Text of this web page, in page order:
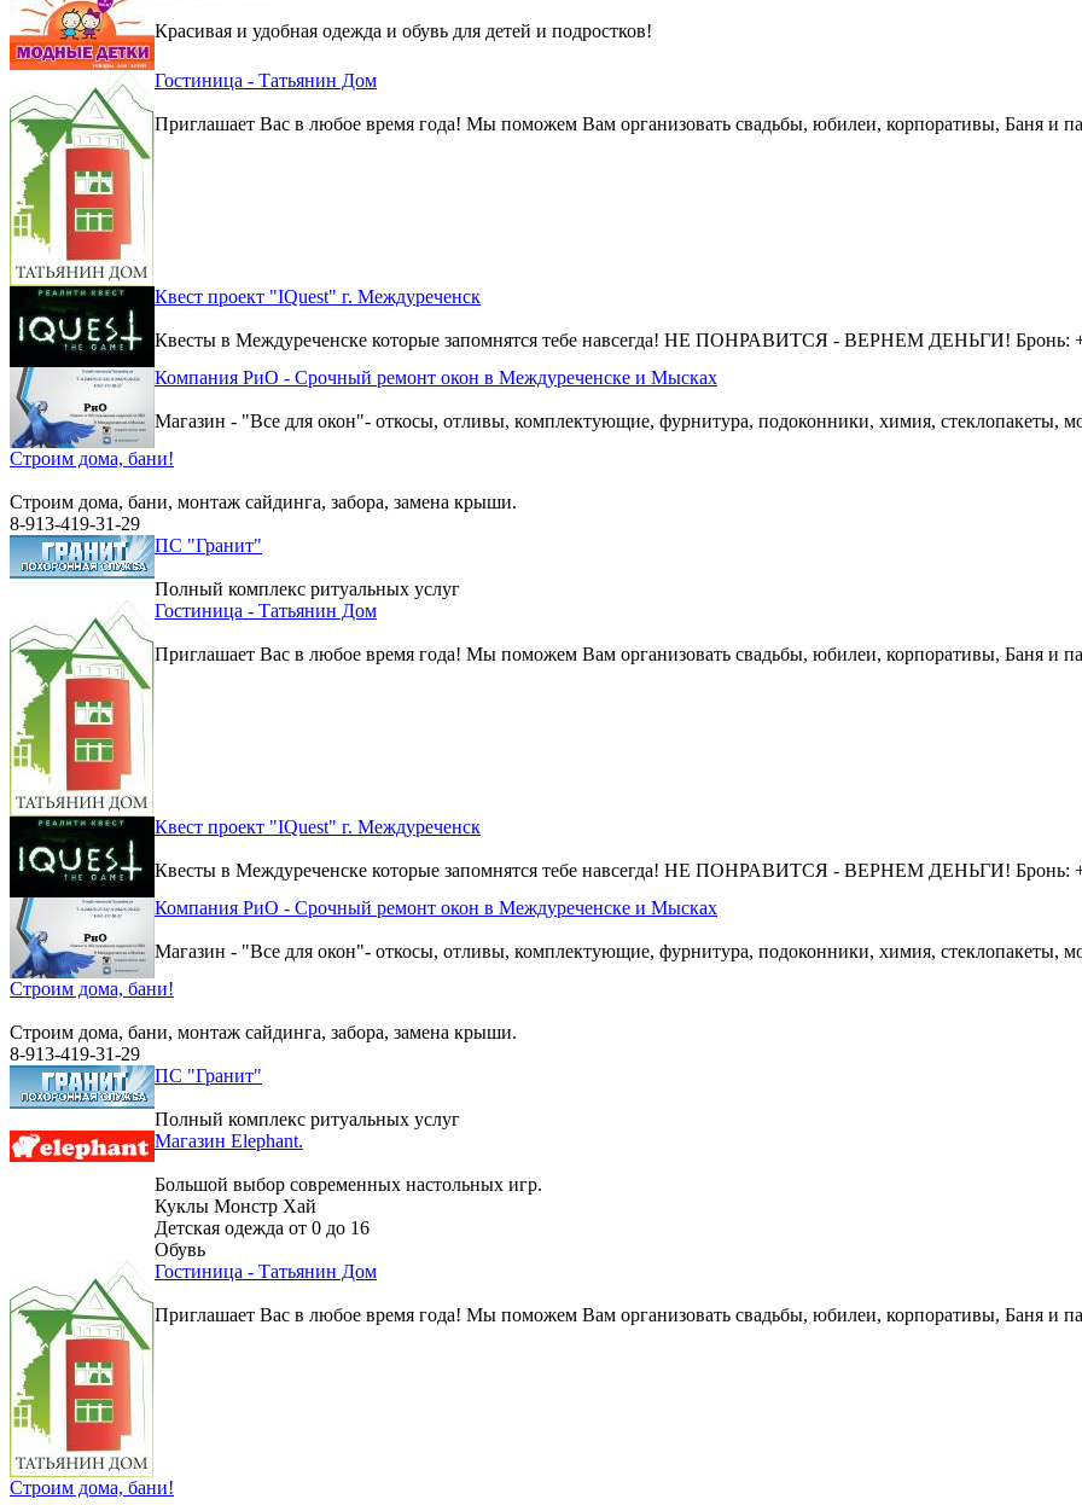
Красивая и удобная одежда и обувь для детей и подростков!
Гостиница - Татьянин Дом
Приглашает Вас в любое время года! Мы поможем Вам организовать свадьбы, юбилеи, корпоративы, Баня и
Квест проект "IQuest" г. Междуреченск
Квесты в Междуреченске которые запомнятся тебе навсегда! НЕ ПОНРАВИТСЯ - ВЕРНЕМ ДЕНЬГИ! Бронь:
Компания РиО - Срочный ремонт окон в Междуреченске и Мысках
Магазин - "Все для окон"- откосы, отливы, комплектующие, фурнитура, подоконники, химия, стеклопакеты,
Строим дома, бани!
Строим дома, бани, монтаж сайдинга, забора, замена крыши.
8-913-419-31-29
ПС "Гранит"
Полный комплекс ритуальных услуг
Гостиница - Татьянин Дом
Приглашает Вас в любое время года! Мы поможем Вам организовать свадьбы, юбилеи, корпоративы, Баня и
Квест проект "IQuest" г. Междуреченск
Квесты в Междуреченске которые запомнятся тебе навсегда! НЕ ПОНРАВИТСЯ - ВЕРНЕМ ДЕНЬГИ! Бронь:
Компания РиО - Срочный ремонт окон в Междуреченске и Мысках
Магазин - "Все для окон"- откосы, отливы, комплектующие, фурнитура, подоконники, химия, стеклопакеты,
Строим дома, бани!
Строим дома, бани, монтаж сайдинга, забора, замена крыши.
8-913-419-31-29
ПС "Гранит"
Полный комплекс ритуальных услуг
Магазин Elephant.
Большой выбор современных настольных игр.
Куклы Монстр Хай
Детская одежда от 0 до 16
Обувь
Гостиница - Татьянин Дом
Приглашает Вас в любое время года! Мы поможем Вам организовать свадьбы, юбилеи, корпоративы, Баня и
Строим дома, бани!